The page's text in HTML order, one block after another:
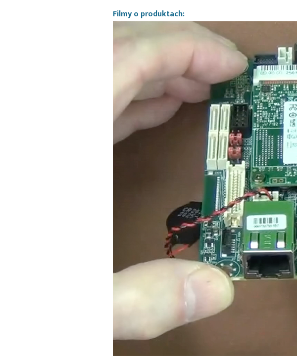
Filmy o produktach: